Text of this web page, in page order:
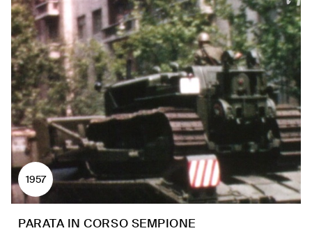
1957
PARATA IN CORSO SEMPIONE